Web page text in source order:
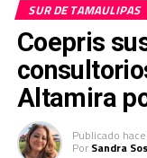
Estas acciones se
Ayuntamiento de
institucionales
y mejorar la calidad
las colonias con
municipio.
SUR DE TAMAULIPAS
Coepris
Altamira
Publicado
Por Sandra